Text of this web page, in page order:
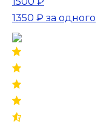
1350 ₽ за одного